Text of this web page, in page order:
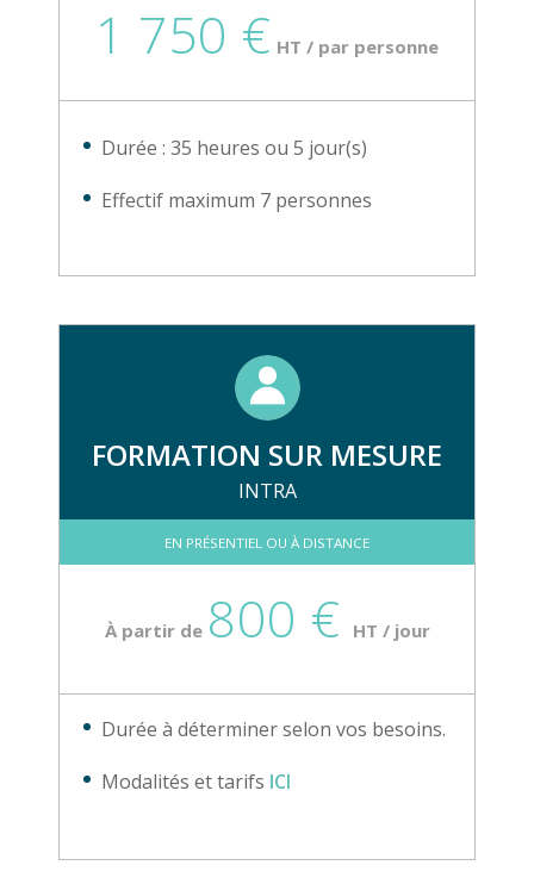
1 750 € HT / par personne
Durée : 35 heures ou 5 jour(s)
Effectif maximum 7 personnes
FORMATION SUR MESURE
INTRA
EN PRÉSENTIEL OU À DISTANCE
À partir de 800 € HT / jour
Durée à déterminer selon vos besoins.
Modalités et tarifs ICI